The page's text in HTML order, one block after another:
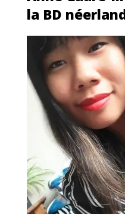
la BD